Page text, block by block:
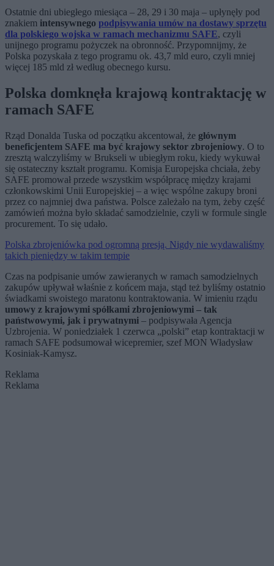
Ostatnie dni ubiegłego miesiąca – 28, 29 i 30 maja – upłynęły pod
znakiem intensywnego podpisywania umów na dostawy sprzętu
dla polskiego wojska w ramach mechanizmu SAFE, czyli
unijnego programu pożyczek na obronność. Przypomnijmy, że
Polska pozyskała z tego programu ok. 43,7 mld euro, czyli mniej
więcej 185 mld zł według obecnego kursu.
Polska domknęła krajową kontraktację w
ramach SAFE
Rząd Donalda Tuska od początku akcentował, że głównym
beneficjentem SAFE ma być krajowy sektor zbrojeniowy. O to
zresztą walczyliśmy w Brukseli w ubiegłym roku, kiedy wykuwał
się ostateczny kształt programu. Komisja Europejska chciała, żeby
SAFE promował przede wszystkim współpracę między krajami
członkowskimi Unii Europejskiej – a więc wspólne zakupy broni
przez co najmniej dwa państwa. Polsce zależało na tym, żeby część
zamówień można było składać samodzielnie, czyli w formule single
procurement. To się udało.
Polska zbrojeniówka pod ogromną presją. Nigdy nie wydawaliśmy
takich pieniędzy w takim tempie
Czas na podpisanie umów zawieranych w ramach samodzielnych
zakupów upływał właśnie z końcem maja, stąd też byliśmy ostatnio
świadkami swoistego maratonu kontraktowania. W imieniu rządu
umowy z krajowymi spółkami zbrojeniowymi – tak
państwowymi, jak i prywatnymi – podpisywała Agencja
Uzbrojenia. W poniedziałek 1 czerwca „polski” etap kontraktacji w
ramach SAFE podsumował wicepremier, szef MON Władysław
Kosiniak-Kamysz.
Reklama
Reklama